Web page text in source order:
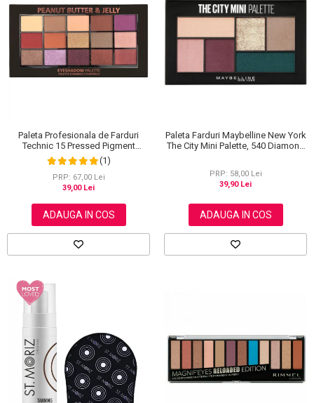
Paleta Profesionala de Farduri
Technic 15 Pressed Pigment
Palette, Peanut Butter & Jelly, 15
Culori, 30 g
(1)
PRP: 67,00 Lei
39,00 Lei
ADAUGA IN COS
Paleta Farduri Maybelline New York
The City Mini Palette, 540 Diamond
PRP: 58,00 Lei
39,90 Lei
ADAUGA IN COS